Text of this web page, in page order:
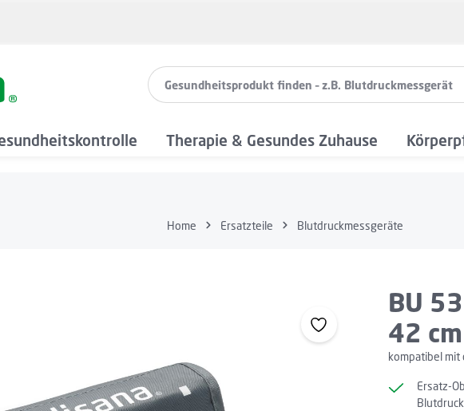
Therapie & Gesundes Zuhause
Home Ersatzteile Blutdruckmessgeräte
BU
42 cm
kompatibel mit
Ersatz-